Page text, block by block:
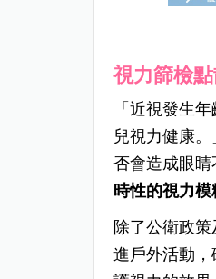
視力篩檢
「近視發生
兒視力健康
否會造成眼睛
時性的視力模
除了公衛政
進戶外活動